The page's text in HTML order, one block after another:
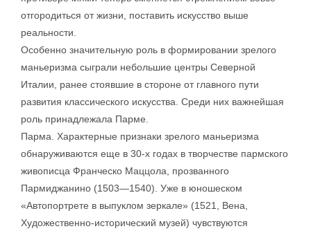
отгородиться от жизни, поставить искусство выше
реальности.
Особенно значительную роль в формировании зрелого
маньеризма сыграли небольшие центры Северной
Италии, ранее стоявшие в стороне от главного пути
развития классического искусства. Среди них важнейшая
роль принадлежала Парме.
Парма. Характерные признаки зрелого маньеризма
обнаруживаются еще в 30-х годах в творчестве пармского
живописца Франческо Маццола, прозванного
Пармиджанино (1503—1540). Уже в юношеском
«Автопортрете в выпуклом зеркале» (1521, Вена,
Художественно-исторический музей) чувствуются